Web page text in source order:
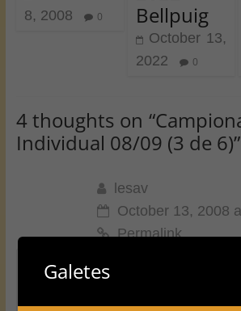
8, 2008
0
Bellpuig
October 13,
2022
0
4 thoughts on “
Individual 08/09 (3 de 6)”
lesav
October 13, 2008
Permalink
Ei!que és la sortida del
Galetes